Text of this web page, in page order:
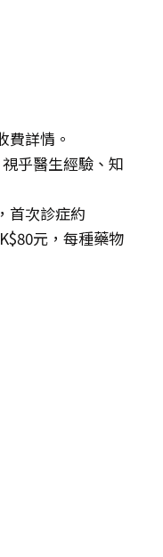
費詳情。
乎醫生經驗、知
首次診症約
元，每種藥物